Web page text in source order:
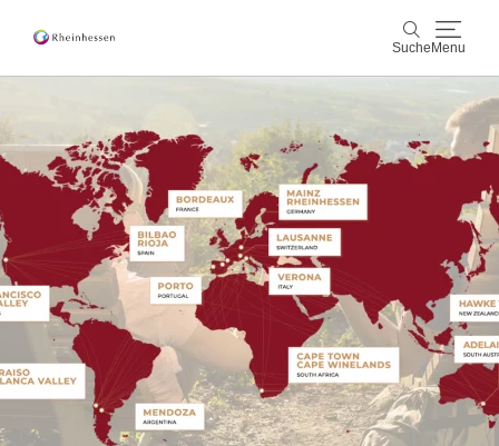
Suche Menu
Suche
Wein & Genuss
Aktiv & Natur
Kultur & Städte
Veranstaltungen
Buchung & Service
ShopRheinhessen-Blog Karte